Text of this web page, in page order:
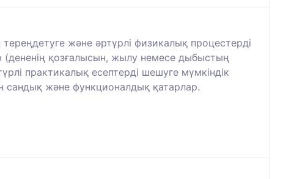
және әртүрлі физикалық процестерді
(дененің қозғалысын, жылу немесе дыбыстың
практикалық есептерді шешуге мүмкіндік
сандық және функционалдық қатарлар.